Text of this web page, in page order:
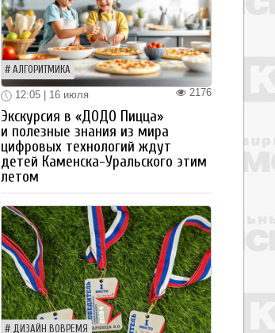
АЛГОРИТМИКА
2176
12:05 | 16 июля
Экскурсия в «ДОДО Пицца»
и полезные знания из мира
цифровых технологий ждут
детей Каменска-Уральского этим
летом
ДИЗАЙН ВОВРЕМЯ